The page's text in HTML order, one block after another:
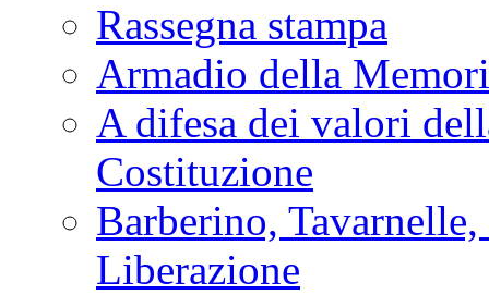
Rassegna stampa
Armadio della
A difesa dei valori
Costituzione
Barberino, Tavarnelle,
Liberazione